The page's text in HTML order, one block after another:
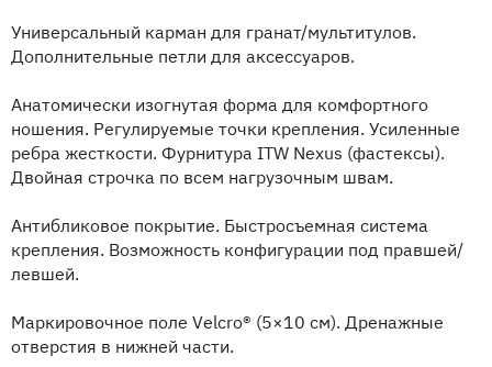
Универсальный карман для гранат/мультитулов.
Дополнительные петли для аксессуаров.
Анатомически изогнутая форма для комфортного
ношения. Регулируемые точки крепления. Усиленные
ребра жесткости. Фурнитура ITW Nexus (фастексы).
Двойная строчка по всем нагрузочным швам.
Антибликовое покрытие. Быстросъемная система
крепления. Возможность конфигурации под правшей/
левшей.
Маркировочное поле Velcro® (5×10 см). Дренажные
отверстия в нижней части.